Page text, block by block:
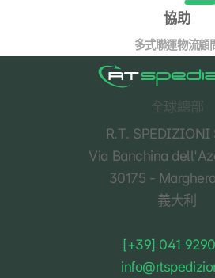
協助
多式聯運物流顧
RT
全球總部
R.T. SPEDIZIONI
Via Banchina
30175 -
義大利
[+39] 041